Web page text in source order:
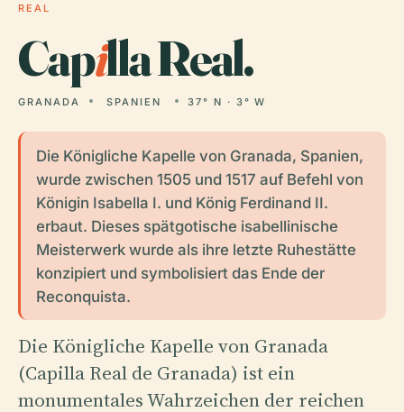
REAL
Capilla Real.
GRANADA SPANIEN 37° N · 3° W
Die Königliche Kapelle von Granada, Spanien,
wurde zwischen 1505 und 1517 auf Befehl von
Königin Isabella I. und König Ferdinand II.
erbaut. Dieses spätgotische isabellinische
Meisterwerk wurde als ihre letzte Ruhestätte
konzipiert und symbolisiert das Ende der
Reconquista.
Die Königliche Kapelle von Granada
(Capilla Real de Granada) ist ein
monumentales Wahrzeichen der reichen